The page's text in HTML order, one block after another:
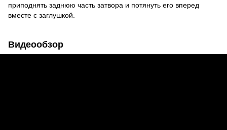
приподнять заднюю часть затвора и потянуть его вперед
вместе с заглушкой.
Видеообзор